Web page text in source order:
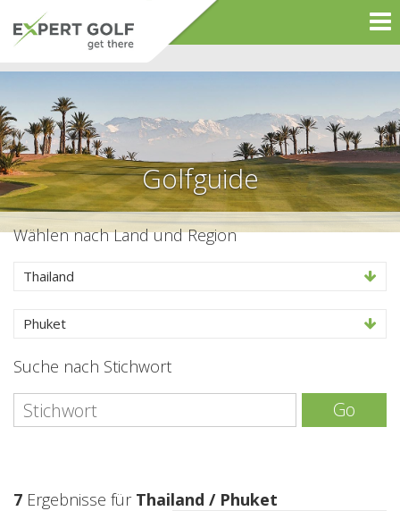
Golfguide
Wählen nach Land und Region
Thailand
Phuket
Suche nach Stichwort
Go
7 Ergebnisse für Thailand / Phuket